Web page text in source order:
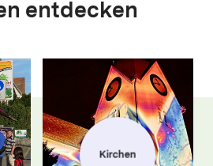
entdecken
Kirchen